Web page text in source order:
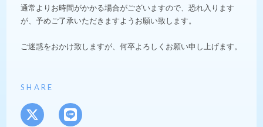
通常よりお時間がかかる場合がございますので、恐れ入ります
が、予めご了承いただきますようお願い致します。
ご迷惑をおかけ致しますが、何卒よろしくお願い申し上げます。
SHARE